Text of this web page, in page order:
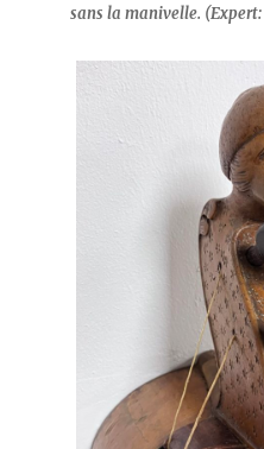
sans la manivelle.